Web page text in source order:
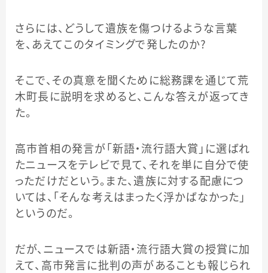
さらには、どうして遺族を傷つけるような言葉
を、あえてこのタイミングで発したのか？
そこで、その真意を聞くために総務課を通じて荒
木町長に説明を求めると、こんな答えが返ってき
た。
高市首相の発言が「新語・流行語大賞」に選ばれ
たニュースをテレビで見て、それを単に自分で使
っただけだという。また、遺族に対する配慮につ
いては、「そんな考えはまったく浮かばなかった」
というのだ。
だが、ニュースでは新語・流行語大賞の授賞に加
えて、高市発言に批判の声があることも報じられ